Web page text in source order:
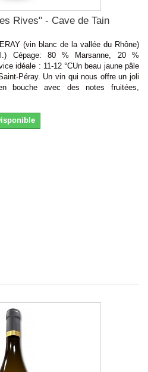
Rives" - Cave de Tain
(vin blanc de la vallée du Rhône)
Cépage: 80 % Marsanne, 20 %
idéale : 11-12 °CUn beau jaune pâle
Péray. Un vin qui nous offre un joli
bouche avec des notes fruitées,